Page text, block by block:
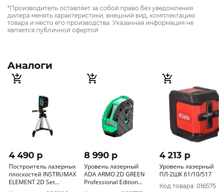
*Производитель оставляет за собой право без уведомления
дилера менять характеристики, внешний вид, комплектацию
товара и место его производства. Указанная информация не
является публичной офертой
Аналоги
4 490 p
Построитель лазерных
плоскостей INSTRUMAX
ELEMENT 2D Set
IM0111
8 990 p
Уровень лазерный
ADA ARMO 2D GREEN
Professional Edition
А00575
4 213 p
Уровень лазерный
ПЛ-2ШК 61/10/517
Код товара: 016575